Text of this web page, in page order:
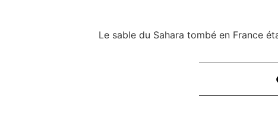
Le sable du Sahara tombé en France